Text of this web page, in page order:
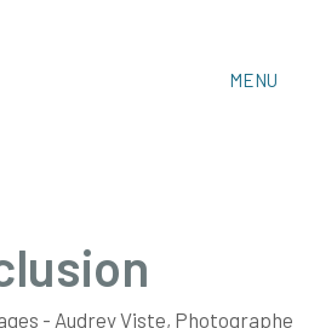
MENU
- Audrey Viste, Photographe